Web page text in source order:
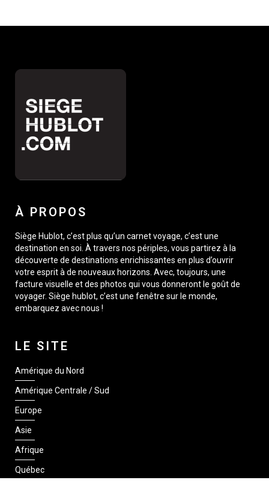
À PROPOS
Siège Hublot, c’est plus qu’un carnet voyage, c’est une
destination en soi. À travers nos périples, vous partirez à la
découverte de destinations enrichissantes en plus d’ouvrir
votre esprit à de nouveaux horizons. Avec, toujours, une
facture visuelle et des photos qui vous donneront le goût de
voyager. Siège hublot, c’est une fenêtre sur le monde,
embarquez avec nous !
LE SITE
Amérique du Nord
Amérique Centrale / Sud
Europe
Asie
Afrique
Québec